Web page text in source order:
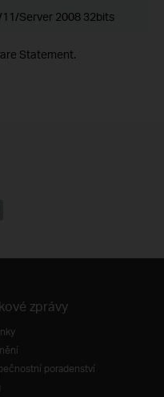
Server 2008 32bits
Statement.
zprávy
poradenství